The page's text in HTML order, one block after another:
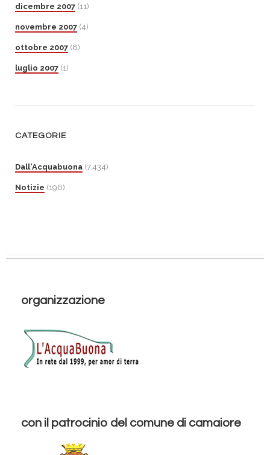
dicembre 2007 (11)
novembre 2007 (4)
ottobre 2007 (8)
luglio 2007 (1)
CATEGORIE
Dall'Acquabuona (7.434)
Notizie (196)
organizzazione
con il patrocinio del comune di camaiore